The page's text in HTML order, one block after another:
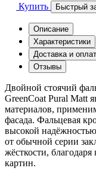
Купить Быстрый
Описание
Характеристики
Доставка и
Отзывы
Двойной стоячий
GreenCoat Pural Matt
материалов,
фасада. Фальцевая
высокой
от обычной серии
жёсткости,
картин.